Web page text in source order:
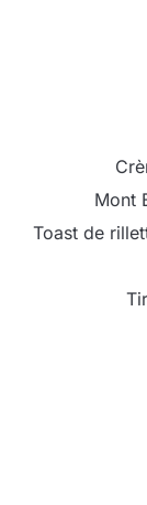
Mont
Toast de